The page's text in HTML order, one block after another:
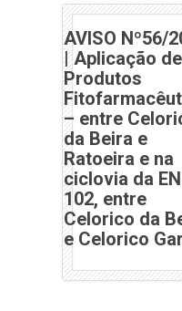
AVISO Nº56/
| Aplicação de
Produtos
– entre
da Beira e
Ratoeira e na
ciclovia da EN
102, entre
Celorico da
e Celorico